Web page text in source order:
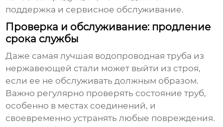
поддержка и сервисное обслуживание.
Проверка и обслуживание: продление
срока службы
Даже самая лучшая водопроводная труба из
нержавеющей стали может выйти из строя,
если ее не обслуживать должным образом.
Важно регулярно проверять состояние труб,
особенно в местах соединений, и
своевременно устранять любые повреждения.